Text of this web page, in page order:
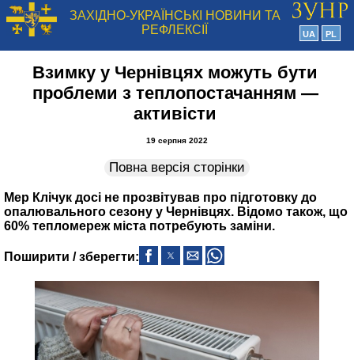
ЗАХІДНО-УКРАЇНСЬКІ НОВИНИ ТА
РЕФЛЕКСІЇ
UA PL
Взимку у Чернівцях можуть бути
проблеми з теплопостачанням —
активісти
19 серпня 2022
Повна версія сторінки
Мер Клічук досі не прозвітував про підготовку до
опалювального сезону у Чернівцях. Відомо також, що
60% тепломереж міста потребують заміни.
Поширити / зберегти: